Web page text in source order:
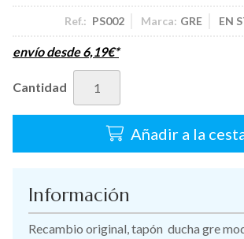
Ref.: PS002 Marca: GRE EN
envío desde6,19€*
Cantidad
Añadir a la
Información
Recambio original, tapón ducha gre